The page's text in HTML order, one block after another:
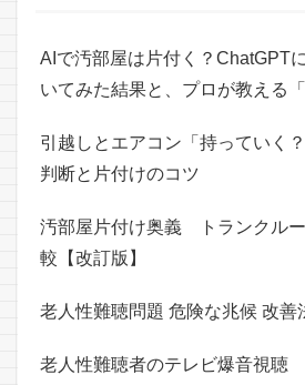
AIで汚部屋は片付く？ChatGPT
いてみた結果と、プロが教える「
引越しとエアコン「持っていく
判断と片付けのコツ
汚部屋片付け奥義 トランクル
較【改訂版】
老人性難聴問題 危険な兆候 改善
老人性難聴者のテレビ爆音視聴